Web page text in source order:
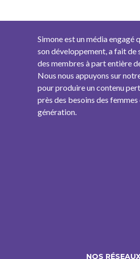
Simone est un média engagé
son développement, a fait de
des membres à part entière
Nous nous appuyons sur
pour produire un contenu
près des besoins des
génération.
NOS